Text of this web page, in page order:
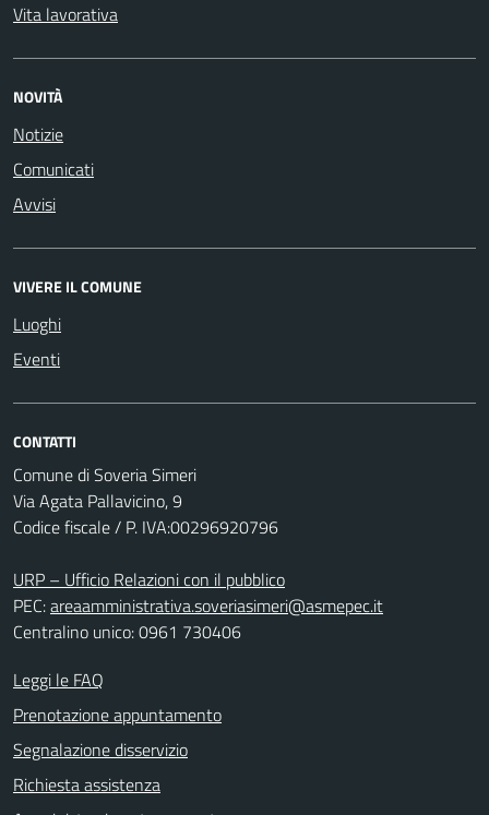
Vita lavorativa
NOVITÀ
Notizie
Comunicati
Avvisi
VIVERE IL COMUNE
Luoghi
Eventi
CONTATTI
Comune di Soveria Simeri
Via Agata Pallavicino, 9
Codice fiscale / P. IVA:00296920796
URP – Ufficio Relazioni con il pubblico
PEC:areaamministrativa.soveriasimeri@asmepec.it
Centralino unico: 0961 730406
Leggi le FAQ
Prenotazione appuntamento
Segnalazione disservizio
Richiesta assistenza